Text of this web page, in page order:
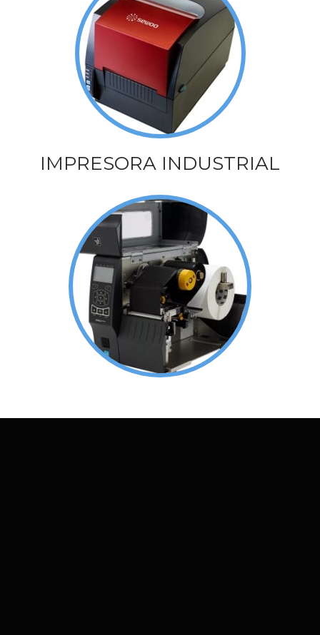
IMPRESORA INDUSTRIAL